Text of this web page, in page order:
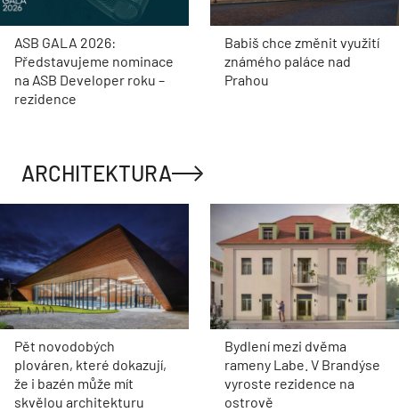
ASB GALA 2026:
Představujeme nominace
na ASB Developer roku –
rezidence
Babiš chce změnit využití
známého paláce nad
Prahou
ARCHITEKTURA
Pět novodobých
plováren, které dokazují,
že i bazén může mít
skvělou architekturu
Bydlení mezi dvěma
rameny Labe. V Brandýse
vyroste rezidence na
ostrově